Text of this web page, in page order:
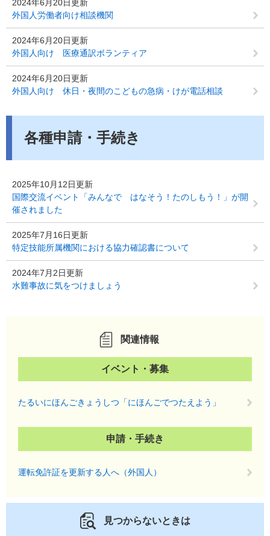
2024年6月20日更新
外国人労働者向け相談機関
2024年6月20日更新
外国人向け 医療通訳ボランティア
2024年6月20日更新
外国人向け 休日・夜間のこどもの急病・けが電話相談
各種申請・手続き
2025年10月12日更新
国際交流イベント「みんなで はなそう！たのしもう！」が開
催されました
2025年7月16日更新
特定技能所属機関における協力確認書について
2024年7月2日更新
水難事故に気をつけましょう
関連情報
イベント・募集
たるいにほんごきょうしつ「にほんごでつたえよう」
申請・手続き
運転免許証を更新する人へ（外国人）
見つからないときは